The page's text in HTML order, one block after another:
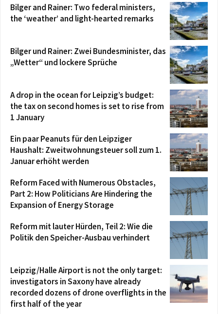
Bilger and Rainer: Two federal ministers,
the ‘weather’ and light-hearted remarks
Bilger und Rainer: Zwei Bundesminister, das
„Wetter“ und lockere Sprüche
A drop in the ocean for Leipzig’s budget:
the tax on second homes is set to rise from
1 January
Ein paar Peanuts für den Leipziger
Haushalt: Zweitwohnungsteuer soll zum 1.
Januar erhöht werden
Reform Faced with Numerous Obstacles,
Part 2: How Politicians Are Hindering the
Expansion of Energy Storage
Reform mit lauter Hürden, Teil 2: Wie die
Politik den Speicher-Ausbau verhindert
Leipzig/Halle Airport is not the only target:
investigators in Saxony have already
recorded dozens of drone overflights in the
first half of the year